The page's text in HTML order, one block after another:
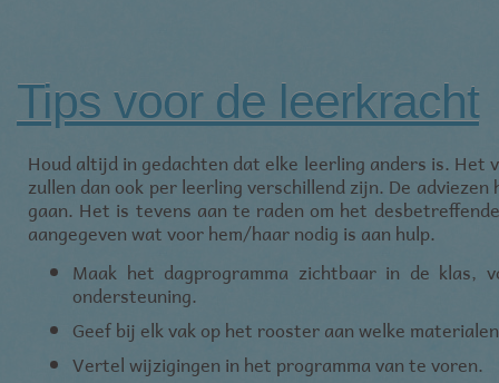
Tips voor de leerkracht
Houd altijd in gedachten dat elke leerling anders is. Het
zullen dan ook per leerling verschillend zijn. De
gaan. Het is tevens aan te raden om het
aangegeven wat voor hem/haar nodig is aan hulp.
Maak het dagprogramma zichtbaar in de klas,
ondersteuning.
Geef bij elk vak op het rooster aan welke
Vertel wijzigingen in het programma van te voren.